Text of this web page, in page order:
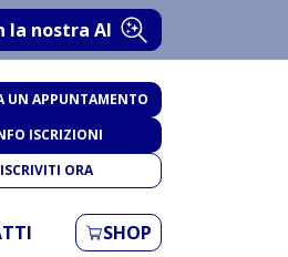
la nostra AI
UN APPUNTAMENTO
ISCRIZIONI
ISCRIVITI ORA
SHOP